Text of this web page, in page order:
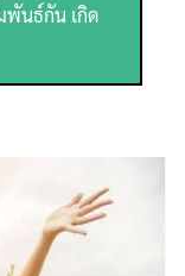
พันธ์กัน เกิด